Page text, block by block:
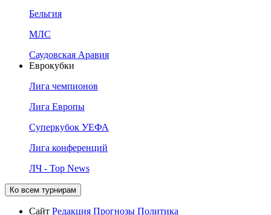
Бельгия
МЛС
Саудовская Аравия
Еврокубки
Лига чемпионов
Лига Европы
Суперкубок УЕФА
Лига конференций
ЛЧ - Top News
Ко всем турнирам
Сайт Редакция Прогнозы Политика